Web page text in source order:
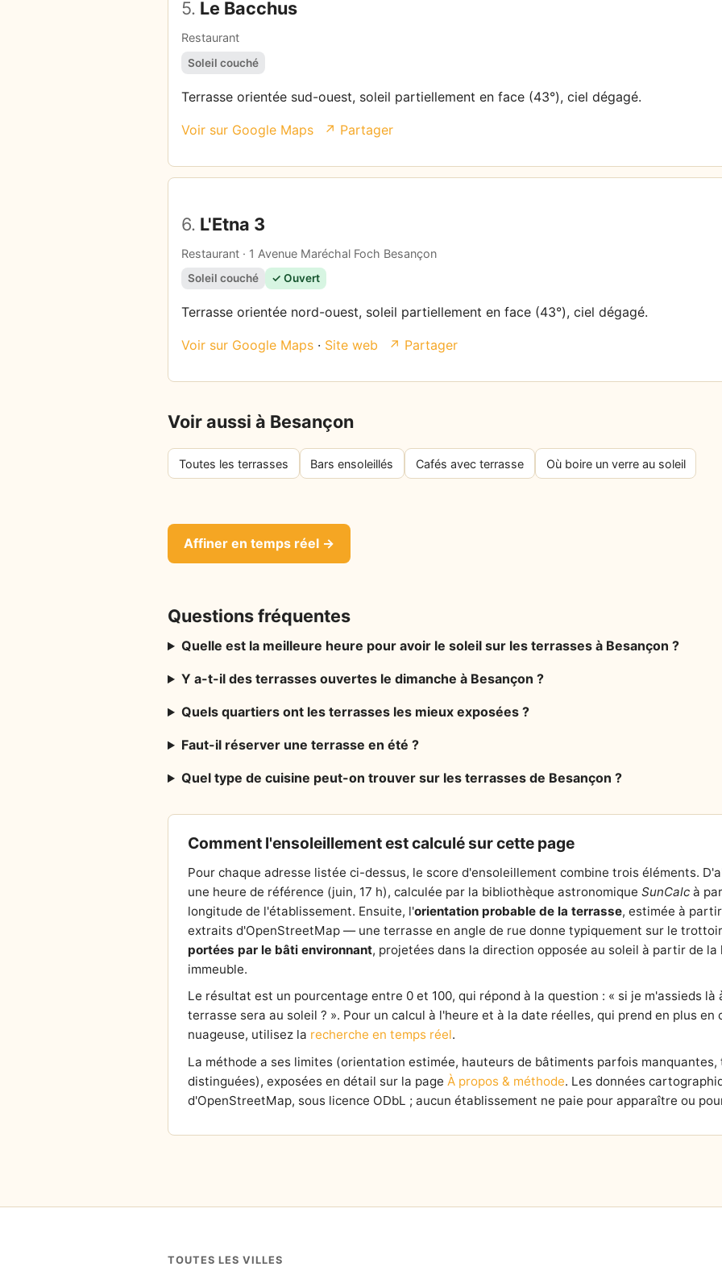
5. Le Bacchus
Restaurant
Soleil couché
Terrasse orientée sud-ouest, soleil partiellement en face (43°), ciel dégagé.
Voir sur Google Maps ↗ Partager
6. L'Etna 3
Restaurant · 1 Avenue Maréchal Foch Besançon
Soleil couché ✓ Ouvert
Terrasse orientée nord-ouest, soleil partiellement en face (43°), ciel dégagé.
Voir sur Google Maps · Site web ↗ Partager
Voir aussi à Besançon
Toutes les terrasses Bars ensoleillés Cafés avec terrasse Où boire un verre au soleil
Affiner en temps réel →
Questions fréquentes
Quelle est la meilleure heure pour avoir le soleil sur les terrasses à Besançon ?
Y a-t-il des terrasses ouvertes le dimanche à Besançon ?
Quels quartiers ont les terrasses les mieux exposées ?
Faut-il réserver une terrasse en été ?
Quel type de cuisine peut-on trouver sur les terrasses de Besançon ?
Comment l'ensoleillement est calculé sur cette page
Pour chaque adresse listée ci-dessus, le score d'ensoleillement combine trois éléments.
une heure de référence (juin, 17 h), calculée par la bibliothèque astronomique SunCalc à
longitude de l'établissement. Ensuite, l'orientation probable de la terrasse, estimée à
extraits d'OpenStreetMap — une terrasse en angle de rue donne typiquement sur le
portées par le bâti environnant, projetées dans la direction opposée au soleil à partir de
immeuble.
Le résultat est un pourcentage entre 0 et 100, qui répond à la question : « si je m'assieds là
terrasse sera au soleil ? ». Pour un calcul à l'heure et à la date réelles, qui prend en plus en
nuageuse, utilisez la recherche en temps réel.
La méthode a ses limites (orientation estimée, hauteurs de bâtiments parfois
distinguées), exposées en détail sur la page À propos & méthode. Les données
d'OpenStreetMap, sous licence ODbL ; aucun établissement ne paie pour apparaître ou
TOUTES LES VILLES